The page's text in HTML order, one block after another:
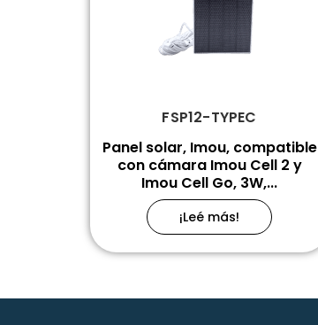
FSP12-TYPEC
Panel solar, Imou, compatible
con cámara Imou Cell 2 y
Imou Cell Go, 3W,...
¡Leé más!